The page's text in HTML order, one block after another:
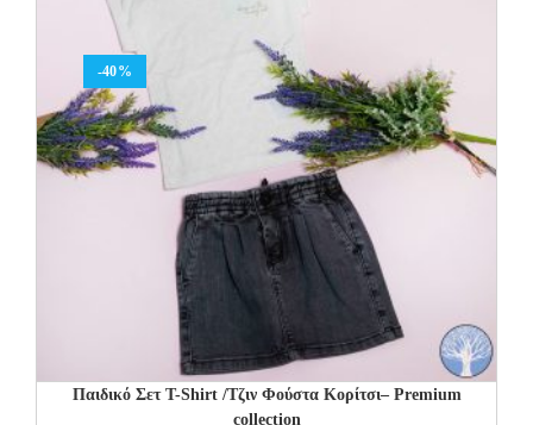
-40%
Παιδικό Σετ T-Shirt /Τζιν Φούστα Κορίτσι– Premium
collection